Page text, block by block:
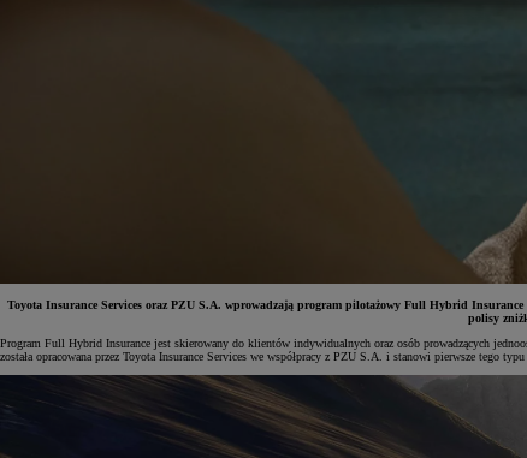
Od81 900 zł
Toyota Insurance Services oraz PZU S.A. wprowadzają program pilotażowy Full Hybrid
polisy
Program Full Hybrid Insurance jest skierowany do klientów indywidualnych oraz osób prowadzących
została opracowana przez Toyota Insurance Services we współpracy z PZU S.A. i stanowi pierwsze tego